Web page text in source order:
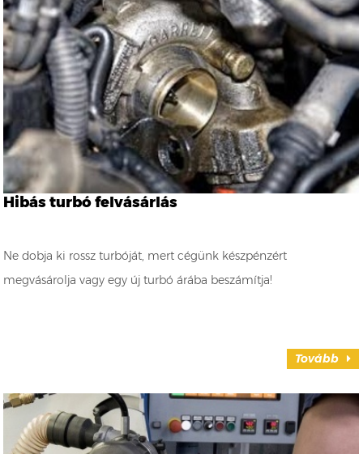
Hibás turbó felvásárlás
Ne dobja ki rossz turbóját, mert cégünk készpénzért
megvásárolja vagy egy új turbó árába beszámítja!
Tovább